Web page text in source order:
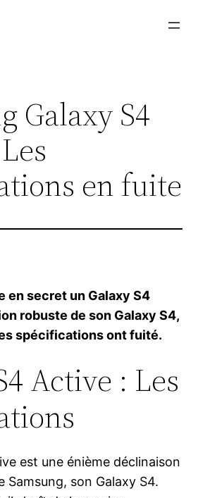
Galaxy S4
en fuite
en secret un Galaxy S4
robuste de son Galaxy S4,
spécifications ont fuité.
Active : Les
est une énième déclinaison
Samsung, son Galaxy S4.